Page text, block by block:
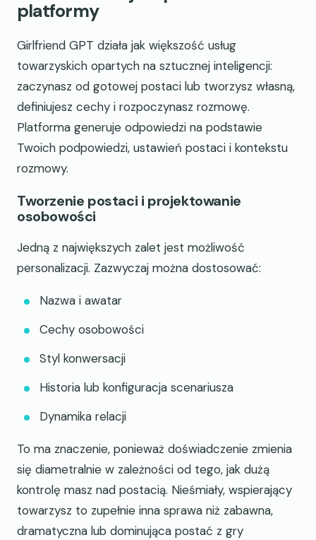
platformy
Girlfriend GPT działa jak większość usług
towarzyskich opartych na sztucznej inteligencji:
zaczynasz od gotowej postaci lub tworzysz własną,
definiujesz cechy i rozpoczynasz rozmowę.
Platforma generuje odpowiedzi na podstawie
Twoich podpowiedzi, ustawień postaci i kontekstu
rozmowy.
Tworzenie postaci i projektowanie
osobowości
Jedną z największych zalet jest możliwość
personalizacji. Zazwyczaj można dostosować:
Nazwa i awatar
Cechy osobowości
Styl konwersacji
Historia lub konfiguracja scenariusza
Dynamika relacji
To ma znaczenie, ponieważ doświadczenie zmienia
się diametralnie w zależności od tego, jak dużą
kontrolę masz nad postacią. Nieśmiały, wspierający
towarzysz to zupełnie inna sprawa niż zabawna,
dramatyczna lub dominująca postać z gry